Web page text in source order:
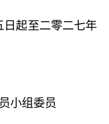
起至二零二七年
小组委员